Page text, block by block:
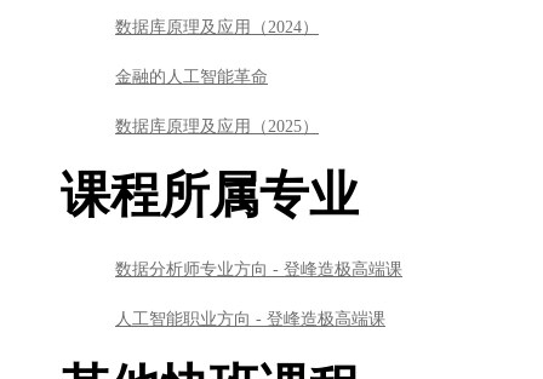
数据分析师专业方向 - 登峰造极高端课
人工智能职业方向 - 登峰造极高端课
其他快班课程
【快班】AI自动编程驱动的数据分析
【快班】AI4ERP：RPA与大语言模型应用
【快班】《Oracle 23AI 深度实战》
【快班】大语言模型部署